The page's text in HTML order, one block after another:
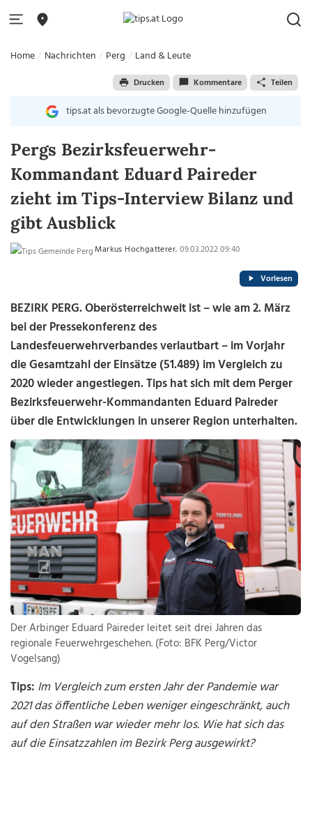
Home Nachrichten Perg Land & Leute
Drucken Kommentare Teilen
tips.at als bevorzugte Google-Quelle hinzufügen
Pergs Bezirksfeuerwehr-
Kommandant Eduard Paireder
zieht im Tips-Interview Bilanz und
gibt Ausblick
Markus Hochgatterer, 09.03.2022 09:40
Vorlesen
BEZIRK PERG. Oberösterreichweit ist – wie am 2. März
bei der Pressekonferenz des
Landesfeuerwehrverbandes verlautbart – im Vorjahr
die Gesamtzahl der Einsätze (51.489) im Vergleich zu
2020 wieder angestiegen. Tips hat sich mit dem Perger
Bezirksfeuerwehr-Kommandanten Eduard Paireder
über die Entwicklungen in unserer Region unterhalten.
Der Arbinger Eduard Paireder leitet seit drei Jahren das
regionale Feuerwehrgeschehen. (Foto: BFK Perg/Victor
Vogelsang)
Tips: Im Vergleich zum ersten Jahr der Pandemie war
2021 das öffentliche Leben weniger eingeschränkt, auch
auf den Straßen war wieder mehr los. Wie hat sich das
auf die Einsatzzahlen im Bezirk Perg ausgewirkt?